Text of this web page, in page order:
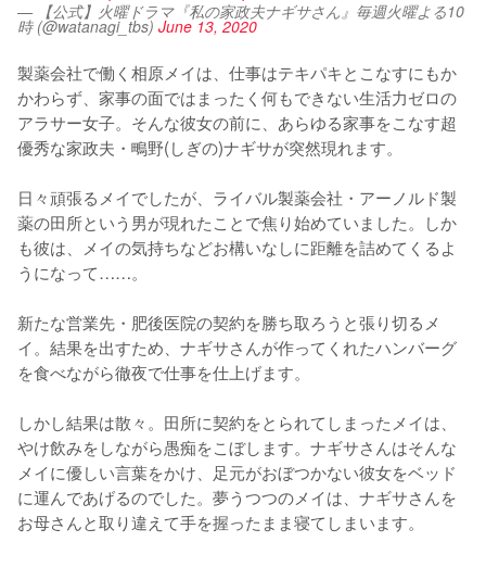
— 【公式】火曜ドラマ『私の家政夫ナギサさん』毎週火曜よる10
時 (@watanagi_tbs) June 13, 2020
製薬会社で働く相原メイは、仕事はテキパキとこなすにもか
かわらず、家事の面ではまったく何もできない生活力ゼロの
アラサー女子。そんな彼女の前に、あらゆる家事をこなす超
優秀な家政夫・鴫野(しぎの)ナギサが突然現れます。
日々頑張るメイでしたが、ライバル製薬会社・アーノルド製
薬の田所という男が現れたことで焦り始めていました。しか
も彼は、メイの気持ちなどお構いなしに距離を詰めてくるよ
うになって……。
新たな営業先・肥後医院の契約を勝ち取ろうと張り切るメ
イ。結果を出すため、ナギサさんが作ってくれたハンバーグ
を食べながら徹夜で仕事を仕上げます。
しかし結果は散々。田所に契約をとられてしまったメイは、
やけ飲みをしながら愚痴をこぼします。ナギサさんはそんな
メイに優しい言葉をかけ、足元がおぼつかない彼女をベッド
に運んであげるのでした。夢うつつのメイは、ナギサさんを
お母さんと取り違えて手を握ったまま寝てしまいます。